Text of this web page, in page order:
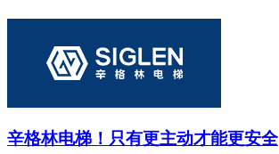
辛格林电梯！只有更主动才能更安全